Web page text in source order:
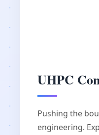
UHPC
Pushing the
engineering.